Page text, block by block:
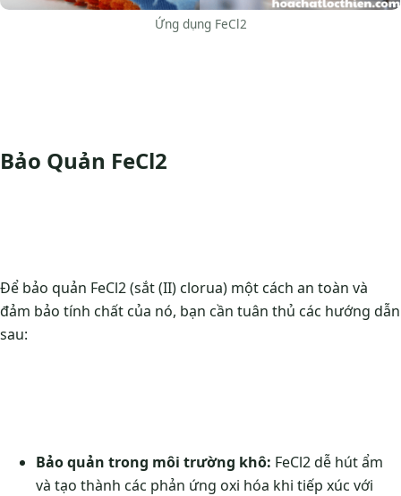
Ứng dụng FeCl2
Bảo Quản FeCl2
Để bảo quản FeCl2 (sắt (II) clorua) một cách an toàn và
đảm bảo tính chất của nó, bạn cần tuân thủ các hướng dẫn
sau:
Bảo quản trong môi trường khô: FeCl2 dễ hút ẩm
và tạo thành các phản ứng oxi hóa khi tiếp xúc với